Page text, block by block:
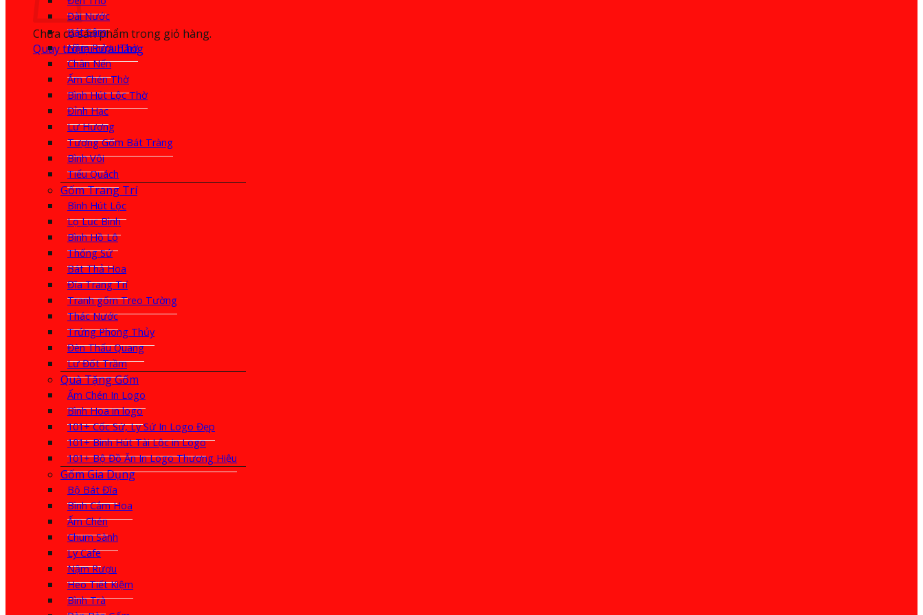
Chưa có sản phẩm trong giỏ hàng.
Quay trở lại cửa hàng
Đài Nước
Bát Sâm
Nậm Rượu Thờ
Chân Nến
Ấm Chén Thờ
Bình Hút Lộc Thờ
Đỉnh Hạc
Lư Hương
Tượng Gốm Bát Tràng
Bình Vôi
Tiểu Quách
Gốm Trang Trí
Bình Hút Lộc
Lọ Lục Bình
Bình Hồ Lô
Thống Sứ
Bát Thả Hoa
Đĩa Trang Trí
Tranh gốm Treo Tường
Thác Nước
Trứng Phong Thủy
Đèn Thấu Quang
Lư Đốt Trầm
Quà Tặng Gốm
Ấm Chén In Logo
Bình Hoa in logo
101+ Cốc Sứ, Ly Sứ In Logo Đẹp
101+ Bình Hút Tài Lộc in Logo
101+ Bộ Đồ Ăn In Logo Thương Hiệu
Gốm Gia Dụng
Bộ Bát Đĩa
Bình Cắm Hoa
Ấm Chén
Chum Sành
Ly Cafe
Nậm Rượu
Heo Tiết Kiệm
Bình Trà